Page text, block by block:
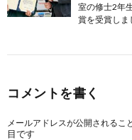
室の修士2年
賞を受賞しま
コメントを書く
メールアドレスが公開されるこ
目です